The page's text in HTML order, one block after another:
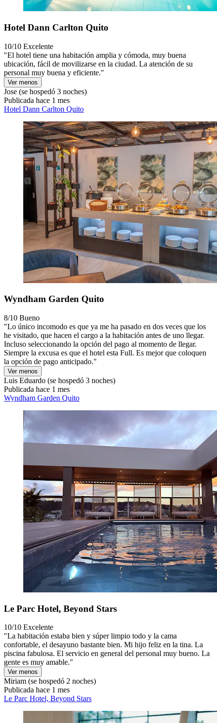
Hotel Dann Carlton Quito
10/10 Excelente
"El hotel tiene una habitación amplia y cómoda, muy buena
ubicación, fácil de movilizarse en la ciudad. La atención de su
personal muy buena y eficiente."
Ver menos
Jose (se hospedó 3 noches)
Publicada hace 1 mes
Hotel Dann Carlton Quito
Wyndham Garden Quito
8/10 Bueno
"Lo único incomodo es que ya me ha pasado en dos veces que los
he visitado, que hacen el cargo a la habitación antes de uno llegar.
Incluso seleccionando la opción del pago al momento de llegar.
Siempre la excusa es que el hotel esta Full. Es mejor que coloquen
la opción de pago anticipado."
Ver menos
Luis Eduardo (se hospedó 3 noches)
Publicada hace 1 mes
Wyndham Garden Quito
Le Parc Hotel, Beyond Stars
10/10 Excelente
"La habitación estaba bien y súper limpio todo y la cama
confortable, el desayuno bastante bien. Mi hijo feliz en la tina. La
piscina fabulosa. El servicio en general del personal muy bueno. La
gente es muy amable."
Ver menos
Miriam (se hospedó 2 noches)
Publicada hace 1 mes
Le Parc Hotel, Beyond Stars